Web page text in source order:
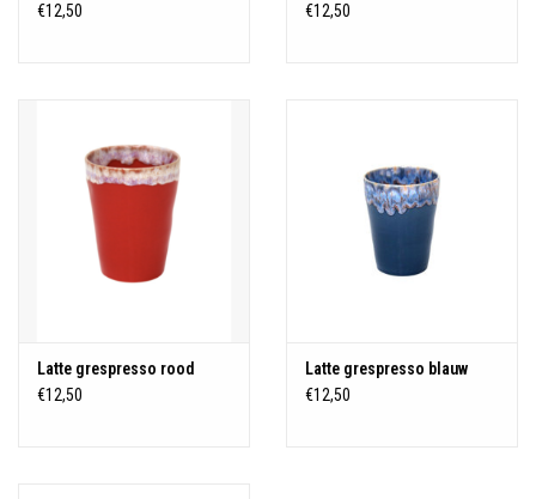
€12,50
€12,50
Latte grespresso rood
€12,50
Latte grespresso blauw
€12,50